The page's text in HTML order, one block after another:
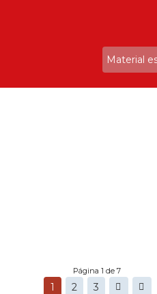
Página 1 de 7
1 2 3